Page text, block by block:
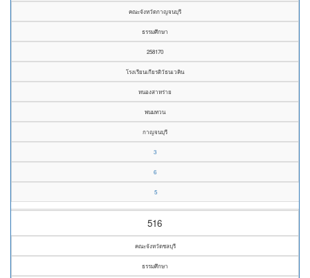
คณะจังหวัดกาญจนบุรี
ธรรมศึกษา
258170
โรงเรียนเกียรติวัธนเวคิน
หนองสาหร่าย
พนมทวน
กาญจนบุรี
3
6
5
516
คณะจังหวัดชลบุรี
ธรรมศึกษา